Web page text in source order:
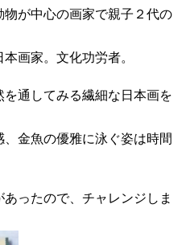
物が中心の画家で親子２代の
画家。文化功労者。
を通してみる繊細な日本画を
金魚の優雅に泳ぐ姿は時間
ったので、チャレンジしま